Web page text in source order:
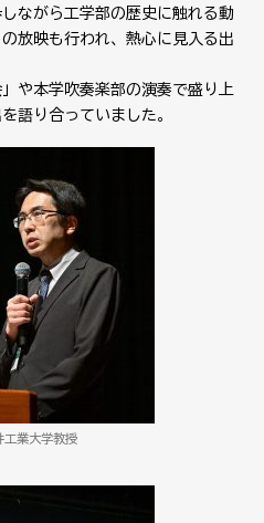
ながら工学部の歴史に触れる動
放映も行われ、熱心に見入る出
や本学吹奏楽部の演奏で盛り上
語り合っていました。
工業大学教授